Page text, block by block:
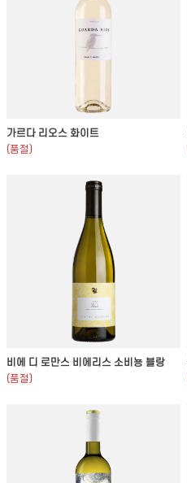
가르다 리오스 화이트
(품절)
비에 디 로만스 비에리스 소비뇽 블랑
(품절)